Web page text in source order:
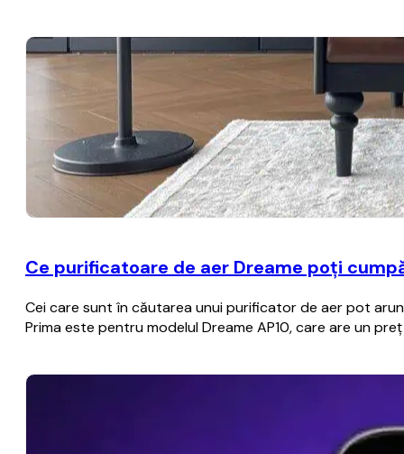
Ce purificatoare de aer Dreame poți
Cei care sunt în căutarea unui purificator de aer pot
Prima este pentru modelul Dreame AP10, care are un